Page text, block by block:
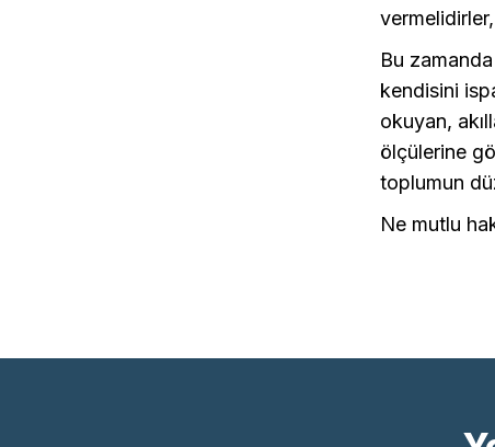
Bu
kendisini
okuyan,
ölçülerine
toplumun
Ne mutlu